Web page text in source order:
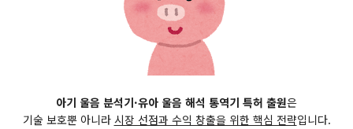
아기 울음 분석기·유아 울음 해석 통역기 특허 출원은
기술 보호뿐 아니라 시장 선점과 수익 창출을 위한 핵심 전략입니다.